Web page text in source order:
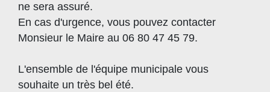
ne sera assuré.
En cas d'urgence, vous pouvez contacter
Monsieur le Maire au 06 80 47 45 79.
L'ensemble de l'équipe municipale vous
souhaite un très bel été.